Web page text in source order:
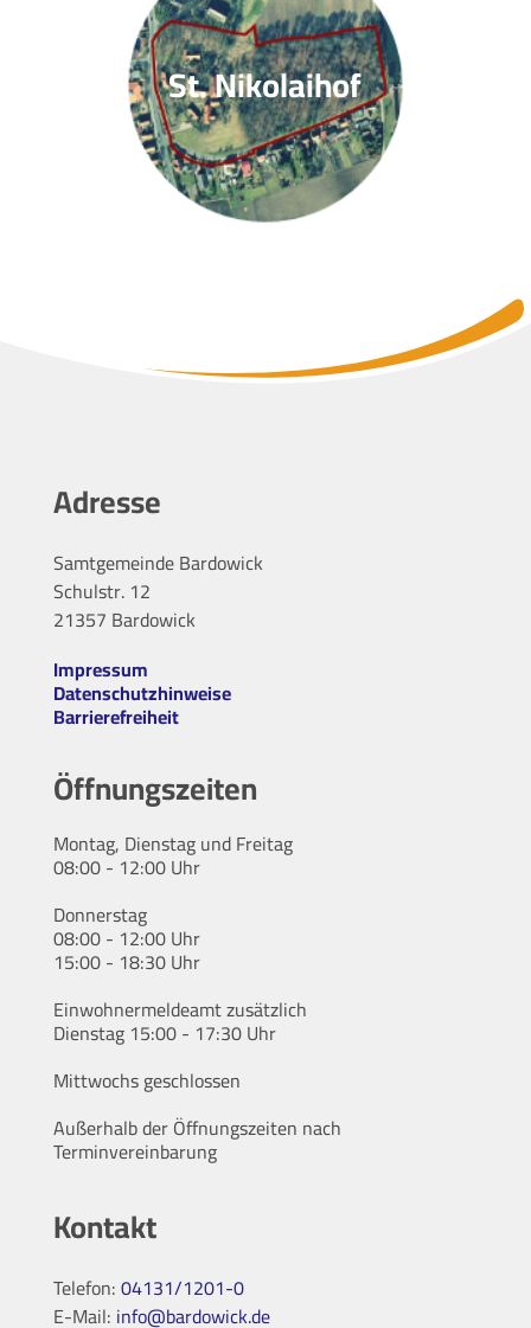
St. Nikolaihof
Adresse
Samtgemeinde Bardowick
Schulstr. 12
21357 Bardowick
Impressum
Datenschutzhinweise
Barrierefreiheit
Öffnungszeiten
Montag, Dienstag und Freitag
08:00 - 12:00 Uhr
Donnerstag
08:00 - 12:00 Uhr
15:00 - 18:30 Uhr
Einwohnermeldeamt zusätzlich
Dienstag 15:00 - 17:30 Uhr
Mittwochs geschlossen
Außerhalb der Öffnungszeiten nach
Terminvereinbarung
Kontakt
Telefon:04131/1201-0
E-Mail: info@bardowick.de